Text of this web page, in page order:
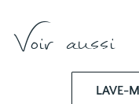
Voir aussiLAVE-